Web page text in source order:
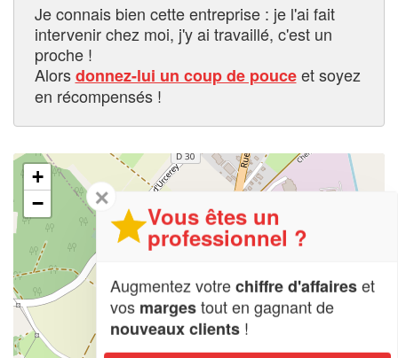
Je connais bien cette entreprise : je l'ai fait
intervenir chez moi, j'y ai travaillé, c'est un
proche !
Alorsdonnez-lui un coup de pouceet soyez
en récompensés !
+
−
✕
Vous êtes un
professionnel ?
Augmentez votrechiffre d'affaireset
vos margestout en gagnant de
nouveaux clients !